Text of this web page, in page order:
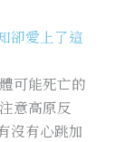
卻愛上了這
可能死亡的
意高原反
沒有心跳加